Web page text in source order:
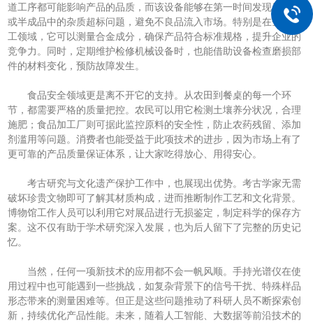
道工序都可能影响产品的品质，而该设备能够在第一时间发现原材料
或半成品中的杂质超标问题，避免不良品流入市场。特别是在金属加
工领域，它可以测量合金成分，确保产品符合标准规格，提升企业的
竞争力。同时，定期维护检修机械设备时，也能借助设备检查磨损部
件的材料变化，预防故障发生。
食品安全领域更是离不开它的支持。从农田到餐桌的每一个环
节，都需要严格的质量把控。农民可以用它检测土壤养分状况，合理
施肥；食品加工厂则可据此监控原料的安全性，防止农药残留、添加
剂滥用等问题。消费者也能受益于此项技术的进步，因为市场上有了
更可靠的产品质量保证体系，让大家吃得放心、用得安心。
考古研究与文化遗产保护工作中，也展现出优势。考古学家无需
破坏珍贵文物即可了解其材质构成，进而推断制作工艺和文化背景。
博物馆工作人员可以利用它对展品进行无损鉴定，制定科学的保存方
案。这不仅有助于学术研究深入发展，也为后人留下了完整的历史记
忆。
当然，任何一项新技术的应用都不会一帆风顺。手持光谱仪在使
用过程中也可能遇到一些挑战，如复杂背景下的信号干扰、特殊样品
形态带来的测量困难等。但正是这些问题推动了科研人员不断探索创
新，持续优化产品性能。未来，随着人工智能、大数据等前沿技术的